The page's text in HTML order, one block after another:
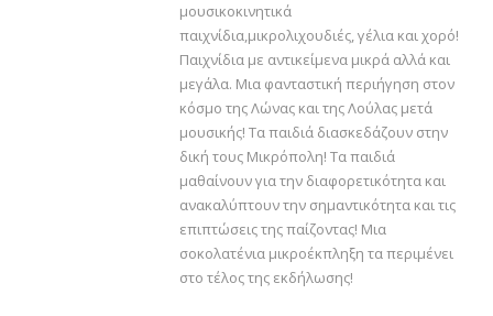
μουσικοκινητικά
παιχνίδια,μικρολιχουδιές, γέλια και χορό!
Παιχνίδια με αντικείμενα μικρά αλλά και
μεγάλα. Μια φανταστική περιήγηση στον
κόσμο της Λώνας και της Λούλας μετά
μουσικής! Τα παιδιά διασκεδάζουν στην
δική τους Μικρόπολη! Τα παιδιά
μαθαίνουν για την διαφορετικότητα και
ανακαλύπτουν την σημαντικότητα και τις
επιπτώσεις της παίζοντας! Μια
σοκολατένια μικροέκπληξη τα περιμένει
στο τέλος της εκδήλωσης!